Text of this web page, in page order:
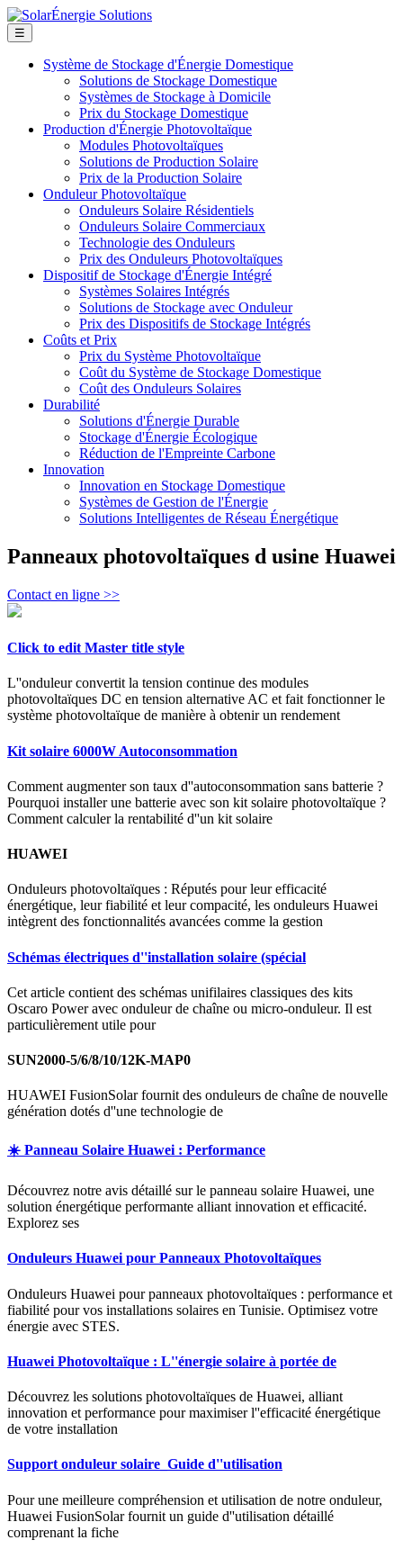
☰
Système de Stockage d'Énergie Domestique
Solutions de Stockage Domestique
Systèmes de Stockage à Domicile
Prix du Stockage Domestique
Production d'Énergie Photovoltaïque
Modules Photovoltaïques
Solutions de Production Solaire
Prix de la Production Solaire
Onduleur Photovoltaïque
Onduleurs Solaire Résidentiels
Onduleurs Solaire Commerciaux
Technologie des Onduleurs
Prix des Onduleurs Photovoltaïques
Dispositif de Stockage d'Énergie Intégré
Systèmes Solaires Intégrés
Solutions de Stockage avec Onduleur
Prix des Dispositifs de Stockage Intégrés
Coûts et Prix
Prix du Système Photovoltaïque
Coût du Système de Stockage Domestique
Coût des Onduleurs Solaires
Durabilité
Solutions d'Énergie Durable
Stockage d'Énergie Écologique
Réduction de l'Empreinte Carbone
Innovation
Innovation en Stockage Domestique
Systèmes de Gestion de l'Énergie
Solutions Intelligentes de Réseau Énergétique
Panneaux photovoltaïques d usine Huawei
Contact en ligne >>
Click to edit Master title style
L''onduleur convertit la tension continue des modules
photovoltaïques DC en tension alternative AC et fait fonctionner le
système photovoltaïque de manière à obtenir un rendement
Kit solaire 6000W Autoconsommation
Comment augmenter son taux d''autoconsommation sans batterie ?
Pourquoi installer une batterie avec son kit solaire photovoltaïque ?
Comment calculer la rentabilité d''un kit solaire
HUAWEI
Onduleurs photovoltaïques : Réputés pour leur efficacité
énergétique, leur fiabilité et leur compacité, les onduleurs Huawei
intègrent des fonctionnalités avancées comme la gestion
Schémas électriques d''installation solaire (spécial
Cet article contient des schémas unifilaires classiques des kits
Oscaro Power avec onduleur de chaîne ou micro-onduleur. Il est
particulièrement utile pour
SUN2000-5/6/8/10/12K-MAP0
HUAWEI FusionSolar fournit des onduleurs de chaîne de nouvelle
génération dotés d''une technologie de
☀️ Panneau Solaire Huawei : Performance
Découvrez notre avis détaillé sur le panneau solaire Huawei, une
solution énergétique performante alliant innovation et efficacité.
Explorez ses
Onduleurs Huawei pour Panneaux Photovoltaïques
Onduleurs Huawei pour panneaux photovoltaïques : performance et
fiabilité pour vos installations solaires en Tunisie. Optimisez votre
énergie avec STES.
Huawei Photovoltaïque : L''énergie solaire à portée de
Découvrez les solutions photovoltaïques de Huawei, alliant
innovation et performance pour maximiser l''efficacité énergétique
de votre installation
Support onduleur solaire_Guide d''utilisation
Pour une meilleure compréhension et utilisation de notre onduleur,
Huawei FusionSolar fournit un guide d''utilisation détaillé
comprenant la fiche